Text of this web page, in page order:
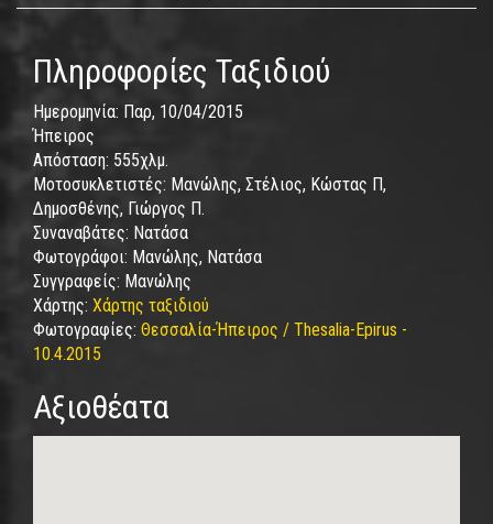
Πληροφορίες Ταξιδιού
Ημερομηνία: Παρ, 10/04/2015
Ήπειρος
Απόσταση: 555χλμ.
Μοτοσυκλετιστές: Μανώλης, Στέλιος, Κώστας Π,
Δημοσθένης, Γιώργος Π.
Συναναβάτες: Νατάσα
Φωτογράφοι: Μανώλης, Νατάσα
Συγγραφείς: Μανώλης
Χάρτης: Χάρτης ταξιδιού
Φωτογραφίες: Θεσσαλία-Ήπειρος / Thesalia-Epirus -
10.4.2015
Αξιοθέατα